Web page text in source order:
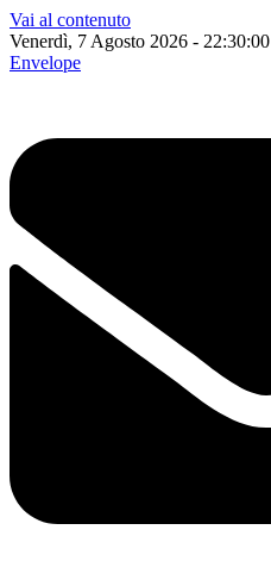
Vai al contenuto
Venerdì, 7 Agosto 2026 - 22:30:01
Envelope